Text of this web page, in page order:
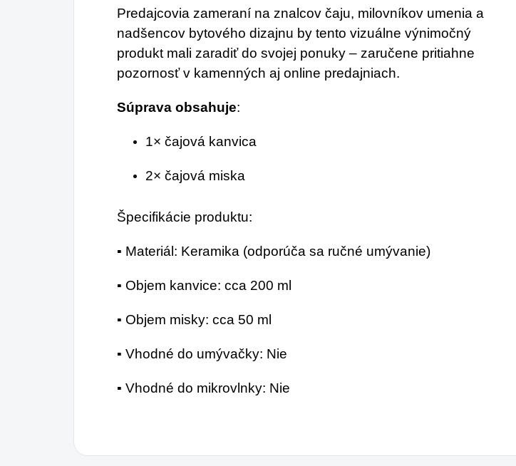
Predajcovia zameraní na znalcov čaju, milovníkov umenia a
nadšencov bytového dizajnu by tento vizuálne výnimočný
produkt mali zaradiť do svojej ponuky – zaručene pritiahne
pozornosť v kamenných aj online predajniach.
Súprava obsahuje:
1× čajová kanvica
2× čajová miska
Špecifikácie produktu:
▪️ Materiál: Keramika (odporúča sa ručné umývanie)
▪️ Objem kanvice: cca 200 ml
▪️ Objem misky: cca 50 ml
▪️ Vhodné do umývačky: Nie
▪️ Vhodné do mikrovlnky: Nie